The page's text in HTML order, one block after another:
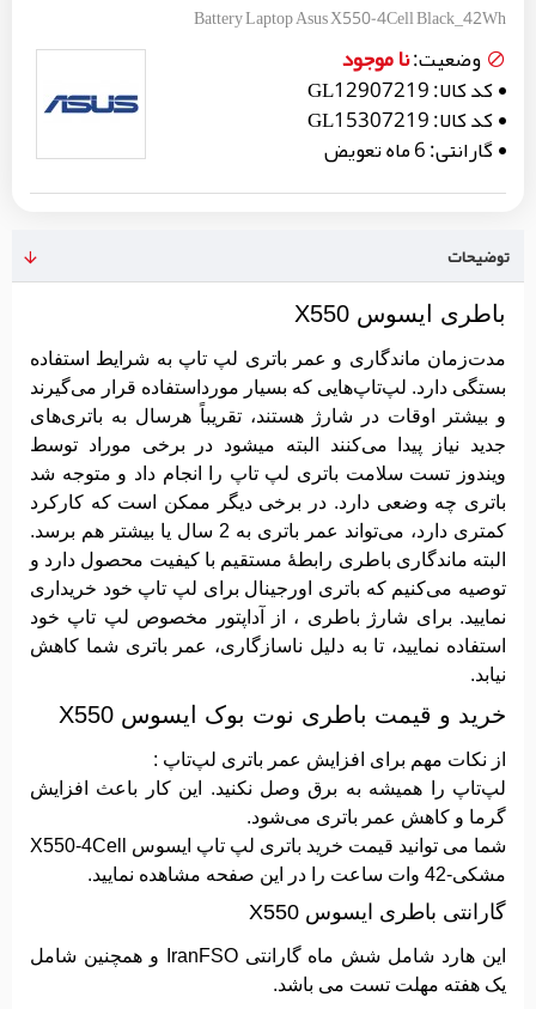
Battery Laptop Asus X550-4Cell Black_42Wh
وضعیت:نا موجود
کد کالا:GL12907219
کد کالا:GL15307219
گارانتی:6 ماه تعویض
توضیحات
باطری ایسوس X550
مدت‌زمان ماندگاری و عمر باتری لپ تاپ به شرایط استفاده
بستگی دارد. لپ‌تاپ‌هایی که بسیار مورداستفاده قرار می‌گیرند
و بیشتر اوقات در شارژ هستند، تقریباً هرسال به باتری‌های
جدید نیاز پیدا می‌کنند البته میشود در برخی موراد توسط
ویندوز تست سلامت باتری لپ تاپ را انجام داد و متوجه شد
باتری چه وضعی دارد. در برخی دیگر ممکن است که کارکرد
کمتری دارد، می‌تواند عمر باتری به 2 سال یا بیشتر هم برسد.
البته ماندگاری باطری رابطهٔ مستقیم با کیفیت محصول دارد و
توصیه می‌کنیم که باتری اورجینال برای لپ تاپ خود خریداری
نمایید. برای شارژ باطری ، از آداپتور مخصوص لپ تاپ خود
استفاده نمایید، تا به دلیل ناسازگاری، عمر باتری شما کاهش
نیابد.
خرید و قیمت باطری نوت بوک ایسوس X550
از نکات مهم برای افزایش عمر باتری لپ‌تاپ :
لپ‌تاپ را همیشه به برق وصل نکنید. این کار باعث افزایش
گرما و کاهش عمر باتری می‌شود.
شما می توانید قیمت خرید باتری لپ تاپ ایسوس X550-4Cell
مشکی-42 وات ساعت را در این صفحه مشاهده نمایید.
گارانتی باطری ایسوس X550
این هارد شامل شش ماه گارانتی IranFSO و همچنین شامل
یک هفته مهلت تست می باشد.